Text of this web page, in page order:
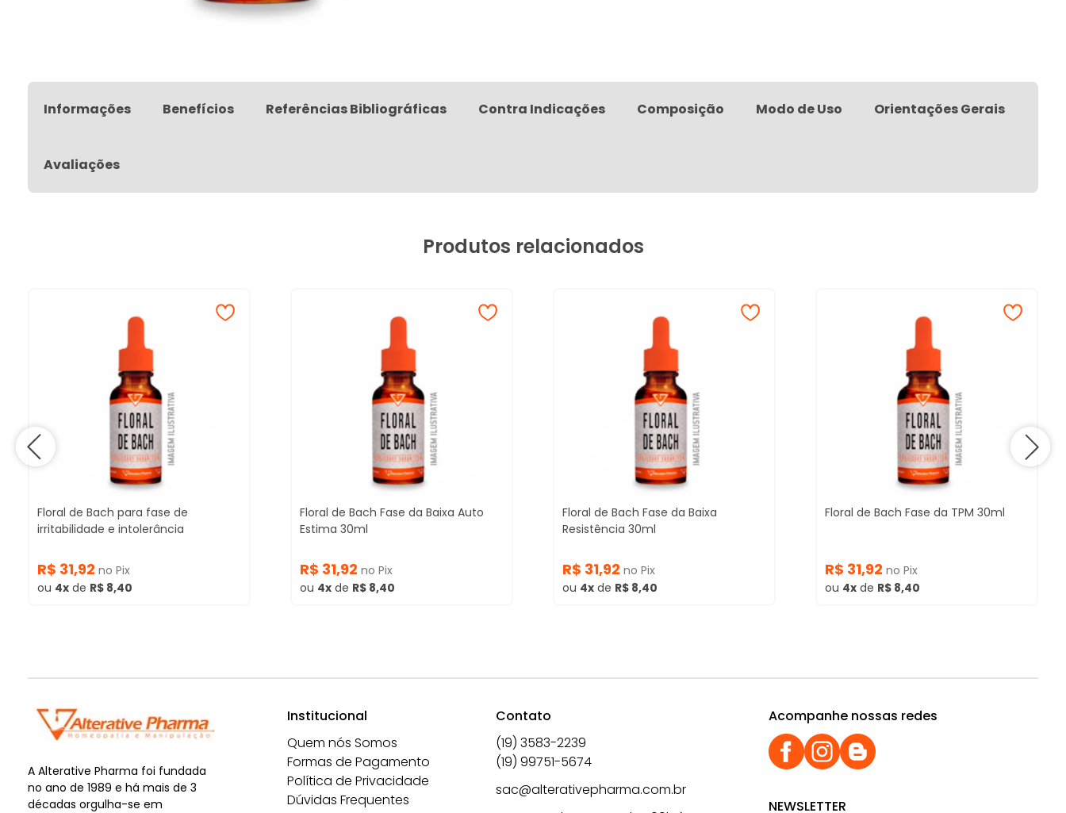
Informações Benefícios Referências Bibliográficas Contra Indicações Composição Modo de Uso Orientações Gerais
Avaliações
Produtos relacionados
Floral de Bach para fase de
irritabilidade e intolerância
R$ 31,92 no Pix
ou 4x de R$ 8,40
Floral de Bach Fase da Baixa Auto
Estima 30ml
R$ 31,92 no Pix
ou 4x de R$ 8,40
Floral de Bach Fase da Baixa
Resistência 30ml
R$ 31,92 no Pix
ou 4x de R$ 8,40
Floral de Bach Fase da TPM 30ml
R$ 31,92 no Pix
ou 4x de R$ 8,40
A Alterative Pharma foi fundada
no ano de 1989 e há mais de 3
décadas orgulha-se em
Institucional
Quem nós Somos
Formas de Pagamento
Política de Privacidade
Dúvidas Frequentes
Contato
(19) 3583-2239
(19) 99751-5674
sac@alterativepharma.com.br
Acompanhe nossas redes
NEWSLETTER